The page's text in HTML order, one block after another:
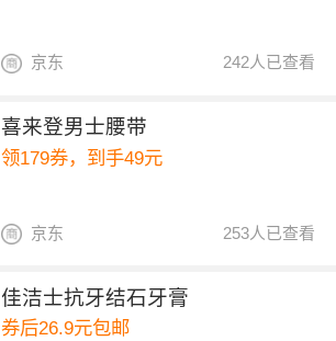
242人已查看
京东
喜来登男士腰带
领179券，到手49元
253人已查看
京东
佳洁士抗牙结石牙膏
券后26.9元包邮